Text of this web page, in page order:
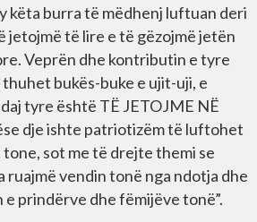
këta burra të mëdhenj luftuan deri
jetojmë të lire e të gëzojmë jetën
Veprën dhe kontributin e tyre
bukës-buke e ujit-uji, e
tyre është TË JETOJME NË
dje ishte patriotizëm të luftohet
sot me të drejte themi se
vendin tonë nga ndotja dhe
prindërve dhe fëmijëve tonë”.